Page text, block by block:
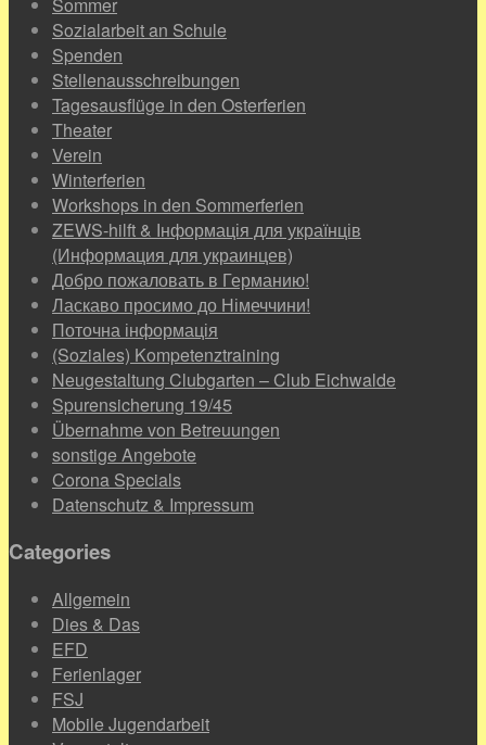
Sozialarbeit an Schule
Spenden
Stellenausschreibungen
Tagesausflüge in den Osterferien
Theater
Verein
Winterferien
Workshops in den Sommerferien
ZEWS-hilft & Інформація для українців
(Информация для украинцев)
Добро пожаловать в Германию!
Ласкаво просимо до Німеччини!
Поточна інформація
(Soziales) Kompetenztraining
Neugestaltung Clubgarten – Club Eichwalde
Spurensicherung 19/45
Übernahme von Betreuungen
sonstige Angebote
Corona Specials
Datenschutz & Impressum
Categories
Allgemein
Dies & Das
EFD
Ferienlager
FSJ
Mobile Jugendarbeit